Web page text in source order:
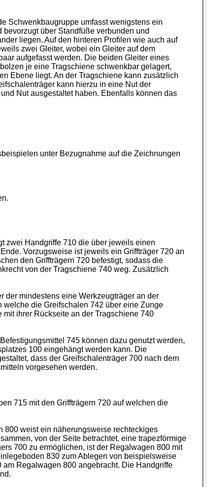
Schwenkbaugruppe umfasst wenigstens ein
über Standfüße verbunden und
liegen. Auf den hinteren Profilen wie auch auf
zwei Gleiter, wobei ein Gleiter auf dem
aufgefasst werden. Die beiden Gleiter eines
je eine Tragschiene schwenkbar gelagert,
Ebene liegt. An der Tragschiene kann zusätzlich
kann hierzu in eine Nut der
Nut ausgestaltet haben. Ebenfalls können das
unter Bezugnahme auf die Zeichnungen
zwei Handgriffe 710 die über jeweils einen
Vorzugsweise ist jeweils ein Griffträger 720 an
den Griffträgern 720 befestigt, sodass die
von der Tragschiene 740 weg. Zusätzlich
der mindestens eine Werkzeugträger an der
die Greifschalen 742 über eine Zunge
ihrer Rückseite an der Tragschiene 740
745 können dazu genutzt werden,
100 eingehängt werden kann. Die
dass der Greifschalenträger 700 nach dem
vorgesehen werden.
715 mit den Griffträgern 720 auf welchen die
800 weist ein näherungsweise rechteckiges
von der Seite betrachtet, eine trapezförmige
700 zu ermöglichen, ist der Regalwagen 800 mit
830 zum Ablegen von beispielsweise
Regalwagen 800 angebracht. Die Handgriffe